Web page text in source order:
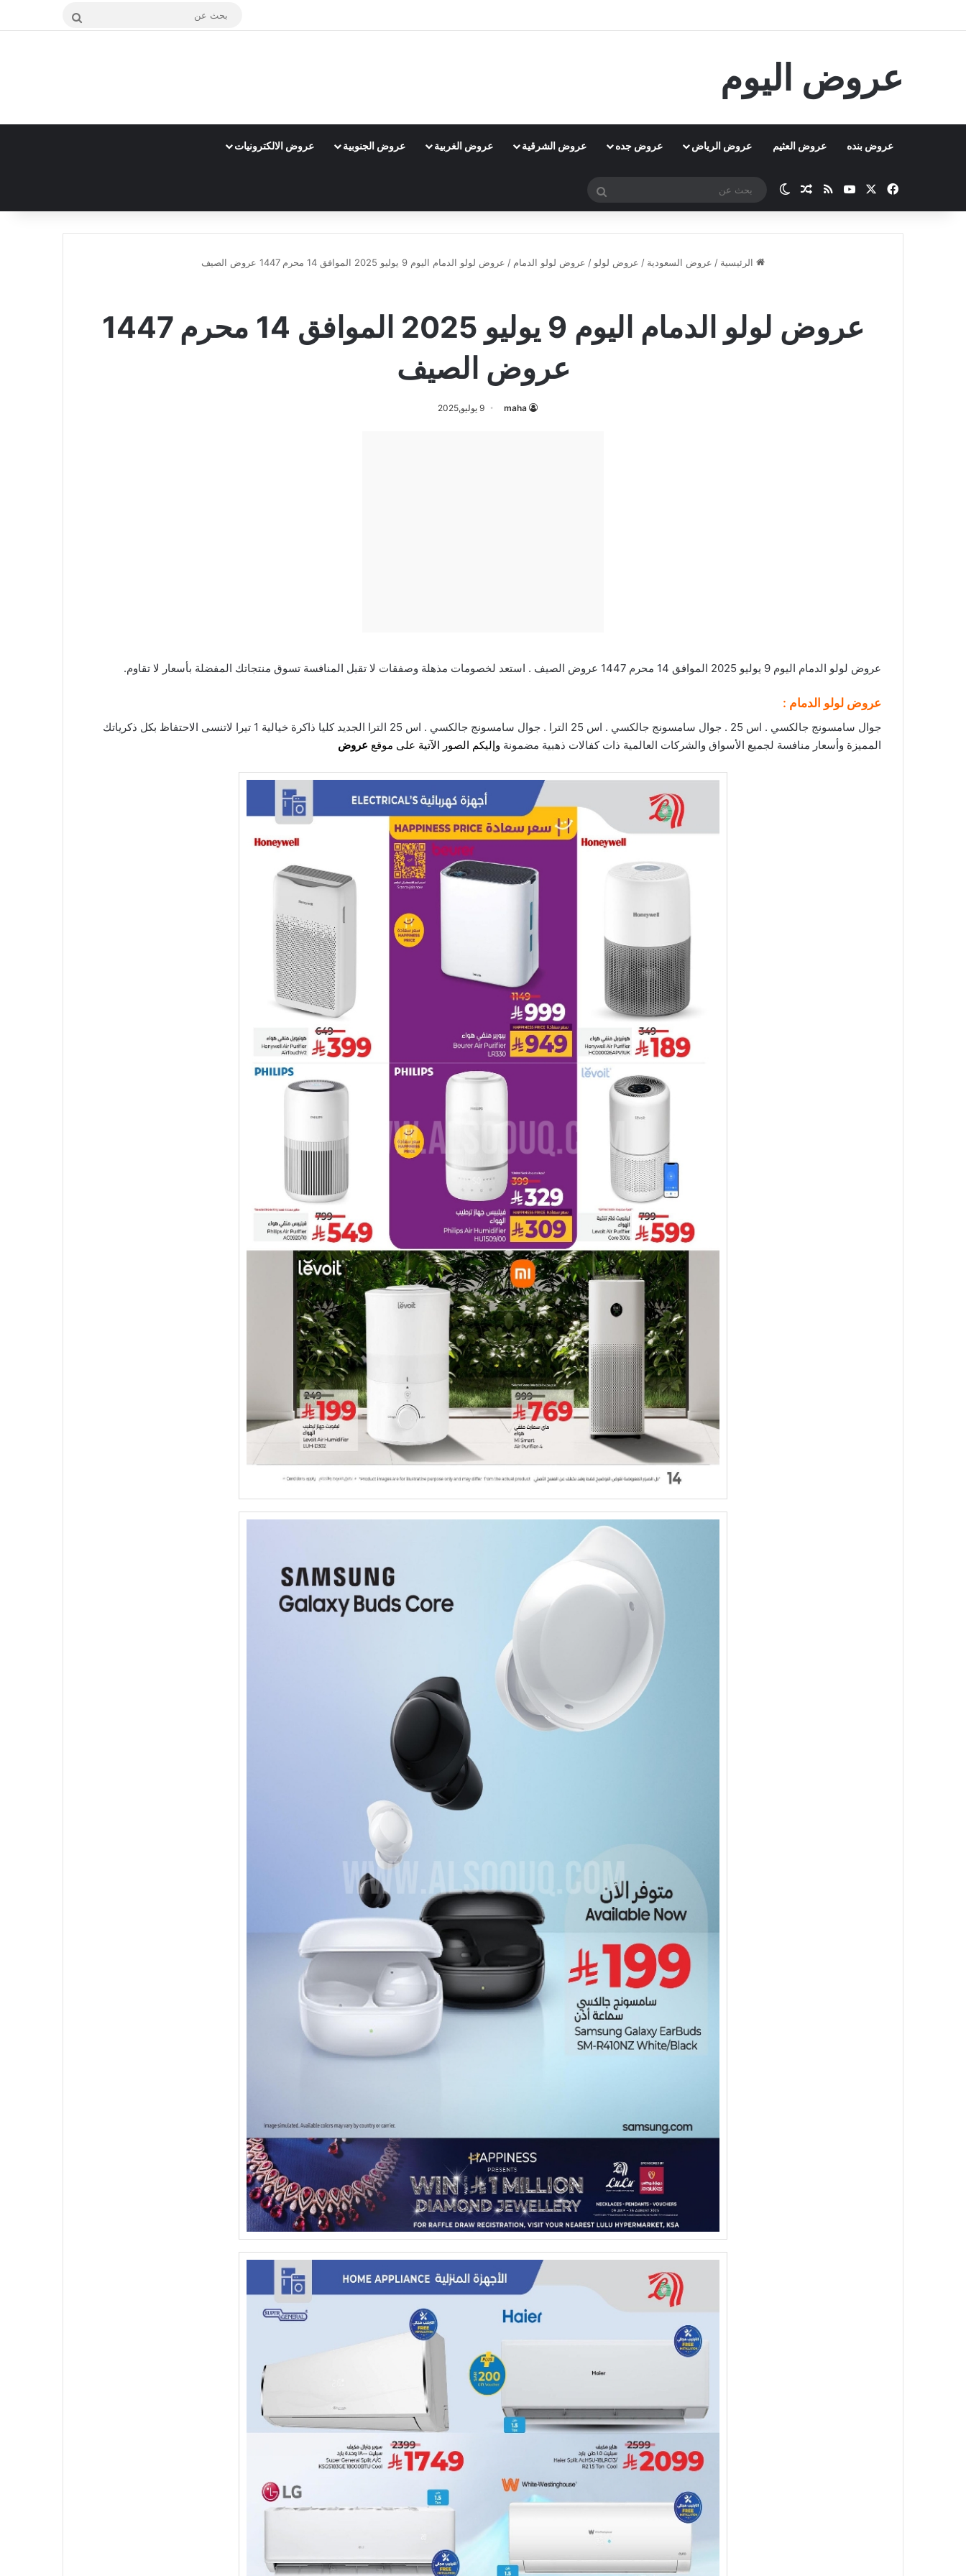
بحث
عروض اليوم
عروض بنده عروض العثيم عروض الرياض عروض جده عروض الشرقية عروض الغربية عروض الجنوبية عروض الالكترونيات
فيسبوك ‫YouTubeملخص الموقع RSS
مقال عشوائي
الوضع المظلم
بحث
الرئيسية / عروض السعودية / عروض لولو / عروض لولو الدمام / عروض لولو الدمام اليوم 9 يوليو 2025 الموافق 14 محرم 1447 عروض الصيف
عروض لولو الدمام اليوم 9 يوليو 2025 الموافق 14 محرم 1447
عروض الصيف
maha 9 يوليو,2025
عروض لولو الدمام اليوم 9 يوليو 2025 الموافق 14 محرم 1447 عروض الصيف . استعد لخصومات مذهلة وصفقات لا تقبل المنافسة تسوق منتجاتك المفضلة بأسعار لا تقاوم.
عروض لولو الدمام :
جوال سامسونج جالكسي . اس 25 . جوال سامسونج جالكسي . اس 25 الترا . جوال سامسونج جالكسي . اس 25 الترا الجديد كليا ذاكرة خيالية 1 تيرا لاتنسى الاحتفاظ بكل ذكرياتك
المميزة وأسعار منافسة لجميع الأسواق والشركات العالمية ذات كفالات ذهبية مضمونة وإليكم الصور الآتية على موقع عروض